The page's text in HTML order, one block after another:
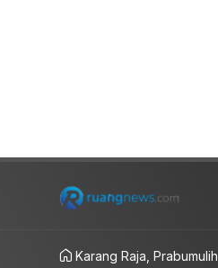
Karang Raja, Prabumulih